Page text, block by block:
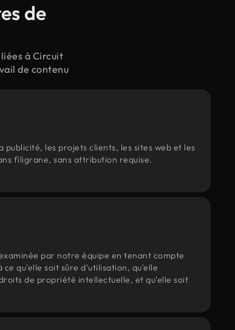
de
à Circuit
de contenu
les projets clients, les sites web et les
filigrane, sans attribution requise.
par notre équipe en tenant compte
qu'elle soit sûre d'utilisation, qu'elle
de propriété intellectuelle, et qu'elle soit